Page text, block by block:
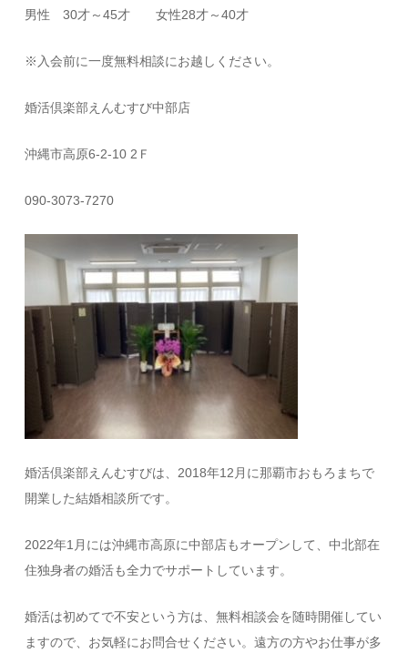
男性 30才～45才 女性28才～40才
※入会前に一度無料相談にお越しください。
婚活倶楽部えんむすび中部店
沖縄市高原6-2-10 2Ｆ
090-3073-7270
婚活倶楽部えんむすびは、2018年12月に那覇市おもろまちで
開業した結婚相談所です。
2022年1月には沖縄市高原に中部店もオープンして、中北部在
住独身者の婚活も全力でサポートしています。
婚活は初めてで不安という方は、無料相談会を随時開催してい
ますので、お気軽にお問合せください。遠方の方やお仕事が多